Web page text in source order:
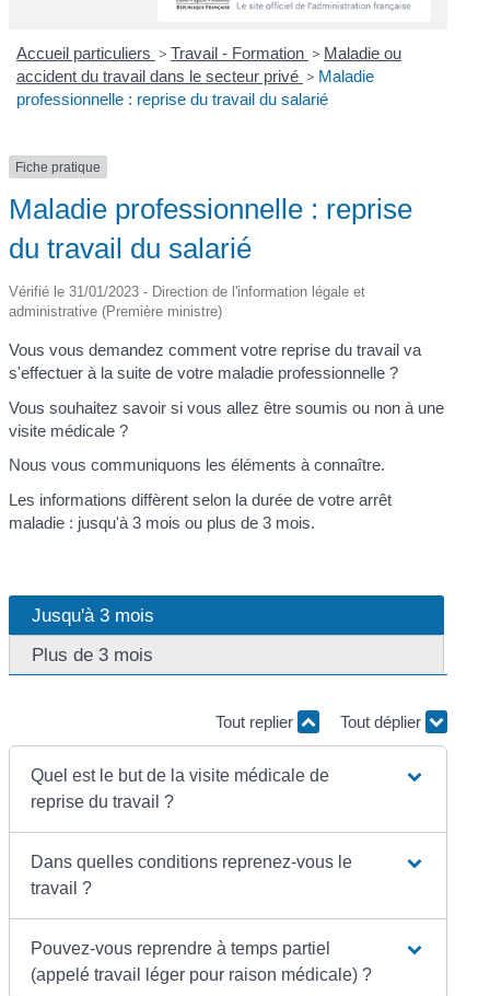
Accueil particuliers > Travail - Formation > Maladie ou
accident du travail dans le secteur privé > Maladie
professionnelle : reprise du travail du salarié
Fiche pratique
Maladie professionnelle : reprise
du travail du salarié
Vérifié le 31/01/2023 - Direction de l'information légale et
administrative (Première ministre)
Vous vous demandez comment votre reprise du travail va
s'effectuer à la suite de votre maladie professionnelle ?
Vous souhaitez savoir si vous allez être soumis ou non à une
visite médicale ?
Nous vous communiquons les éléments à connaître.
Les informations diffèrent selon la durée de votre arrêt
maladie : jusqu'à 3 mois ou plus de 3 mois.
Jusqu'à 3 mois
Plus de 3 mois
Tout replier Tout déplier
Quel est le but de la visite médicale de
reprise du travail ?
Dans quelles conditions reprenez-vous le
travail ?
Pouvez-vous reprendre à temps partiel
(appelé travail léger pour raison médicale) ?